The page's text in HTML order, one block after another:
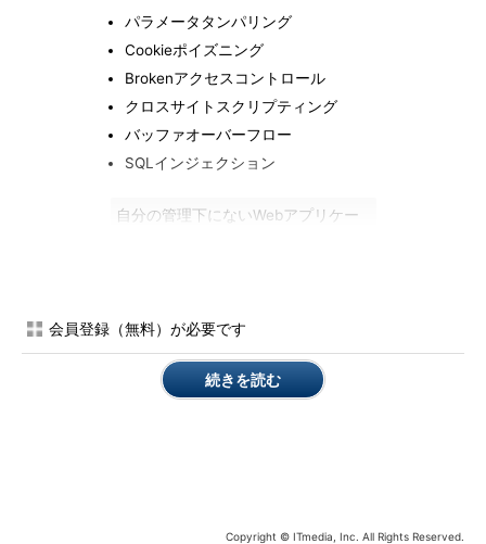
パラメータタンパリング
Cookieポイズニング
Brokenアクセスコントロール
クロスサイトスクリプティング
バッファオーバーフロー
SQLインジェクション
自分の管理下にないWebアプリケー
本稿を利用した行為による問題に関
しましては、筆者ならびにF5ネット
ワークスジャパン株式会社およびア
今回、最初に取り上げるのは、Hiddenフィールドマニピュレ
会員登録（無料）が必要です
続きを読む
Copyright © ITmedia, Inc. All Rights Reserved.